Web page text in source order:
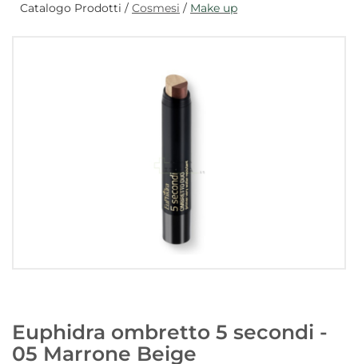
Catalogo Prodotti / Cosmesi / Make up
Euphidra ombretto 5 secondi -
05 Marrone Beige